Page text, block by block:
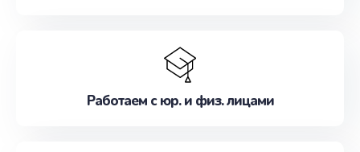
Работаем с юр. и физ. лицами